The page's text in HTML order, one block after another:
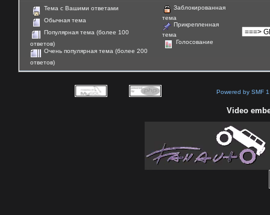
Тема с Вашими ответами
Обычная тема
Популярная тема (более 100
ответов)
Очень популярная тема (более 200
ответов)
Заблокированная
тема
Прикрепленная
тема
Голосование
Powered by SMF
Video